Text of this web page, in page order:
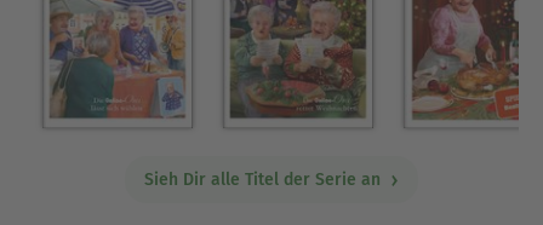
Sieh Dir alle Titel der Serie an